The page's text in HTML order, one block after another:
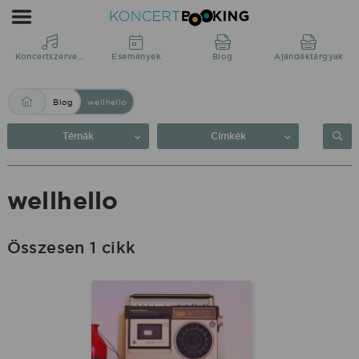
Blog:
wellhello
KoncertBooking
Közvetlenül
produkciótól.
Koncertszervezés Események Blog Ajándéktárgyak
Blog wellhello
Témák Címkék
wellhello
Összesen 1 cikk